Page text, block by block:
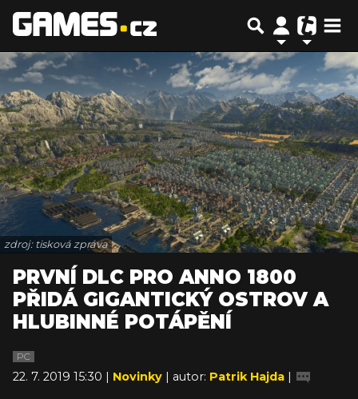
zdroj: tisková zpráva
PRVNÍ DLC PRO ANNO 1800
PŘIDÁ GIGANTICKÝ OSTROV A
HLUBINNÉ POTÁPĚNÍ
PC
22. 7. 2019 15:30 | Novinky | autor: Patrik Hajda |